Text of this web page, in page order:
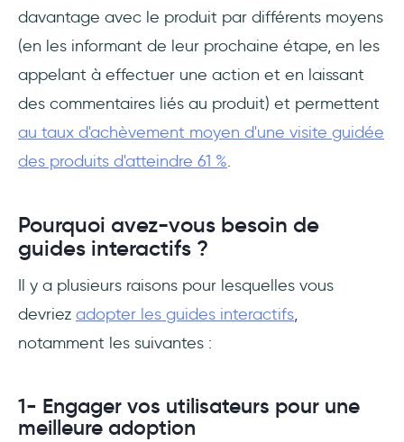
davantage avec le produit par différents moyens
(en les informant de leur prochaine étape, en les
appelant à effectuer une action et en laissant
des commentaires liés au produit) et permettent
au taux d'achèvement moyen d'une visite guidée
des produits d'atteindre 61 %.
Pourquoi avez-vous besoin de
guides interactifs ?
Il y a plusieurs raisons pour lesquelles vous
devriez adopter les guides interactifs,
notamment les suivantes :
1- Engager vos utilisateurs pour une
meilleure adoption